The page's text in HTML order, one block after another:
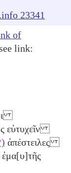
23341
of
link:
εὐτυχεῖν
ἀπέστειλες
ἐμα[υ]τῆς